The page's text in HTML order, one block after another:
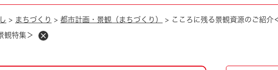
子育て
康・生活 生涯学習・スポーツ
入札・契約情報 まちづくり・協働
環境 福祉・介護
観光スポット
市の概要 総合計画
市政 職員採用情報
オープンデータ
> まちづくり > 都市計画・景観（まちづくり） > こころに残る景観資源のご紹介
観特集＞